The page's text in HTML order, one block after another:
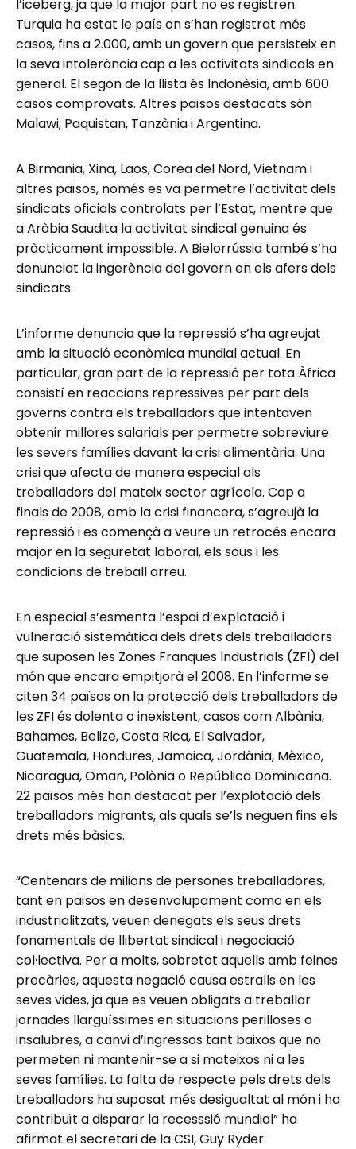
l’iceberg, ja que la major part no es registren.
Turquia ha estat le país on s’han registrat més
casos, fins a 2.000, amb un govern que persisteix en
la seva intolerància cap a les activitats sindicals en
general. El segon de la llista és Indonèsia, amb 600
casos comprovats. Altres països destacats són
Malawi, Paquistan, Tanzània i Argentina.
A Birmania, Xina, Laos, Corea del Nord, Vietnam i
altres països, només es va permetre l’activitat dels
sindicats oficials controlats per l’Estat, mentre que
a Aràbia Saudita la activitat sindical genuina és
pràcticament impossible. A Bielorrússia també s’ha
denunciat la ingerència del govern en els afers dels
sindicats.
L’informe denuncia que la repressió s’ha agreujat
amb la situació econòmica mundial actual. En
particular, gran part de la repressió per tota Àfrica
consistí en reaccions repressives per part dels
governs contra els treballadors que intentaven
obtenir millores salarials per permetre sobreviure
les severs famílies davant la crisi alimentària. Una
crisi que afecta de manera especial als
treballadors del mateix sector agrícola. Cap a
finals de 2008, amb la crisi financera, s’agreujà la
repressió i es començà a veure un retrocés encara
major en la seguretat laboral, els sous i les
condicions de treball arreu.
En especial s’esmenta l’espai d’explotació i
vulneració sistemàtica dels drets dels treballadors
que suposen les Zones Franques Industrials (ZFI) del
món que encara empitjorà el 2008. En l’informe se
citen 34 països on la protecció dels treballadors de
les ZFI és dolenta o inexistent, casos com Albània,
Bahames, Belize, Costa Rica, El Salvador,
Guatemala, Hondures, Jamaica, Jordània, Mèxico,
Nicaragua, Oman, Polònia o República Dominicana.
22 països més han destacat per l’explotació dels
treballadors migrants, als quals se’ls neguen fins els
drets més bàsics.
“Centenars de milions de persones treballadores,
tant en països en desenvolupament como en els
industrialitzats, veuen denegats els seus drets
fonamentals de llibertat sindical i negociació
col·lectiva. Per a molts, sobretot aquells amb feines
precàries, aquesta negació causa estralls en les
seves vides, ja que es veuen obligats a treballar
jornades llarguíssimes en situacions perilloses o
insalubres, a canvi d’ingressos tant baixos que no
permeten ni mantenir-se a si mateixos ni a les
seves famílies. La falta de respecte pels drets dels
treballadors ha suposat més desigualtat al món i ha
contribuït a disparar la recesssió mundial” ha
afirmat el secretari de la CSI, Guy Ryder.